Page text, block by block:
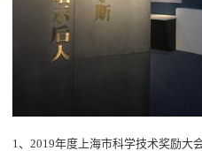
1、2019年度上海市科学技术奖励大